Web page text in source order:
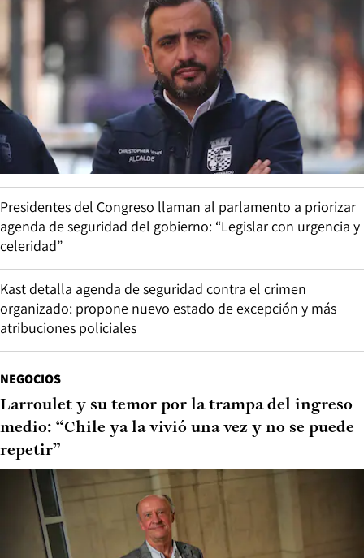
Presidentes del Congreso llaman al parlamento a priorizar
agenda de seguridad del gobierno: “Legislar con urgencia y
celeridad”
Kast detalla agenda de seguridad contra el crimen
organizado: propone nuevo estado de excepción y más
atribuciones policiales
NEGOCIOS
Larroulet y su temor por la trampa del ingreso
medio: “Chile ya la vivió una vez y no se puede
repetir”